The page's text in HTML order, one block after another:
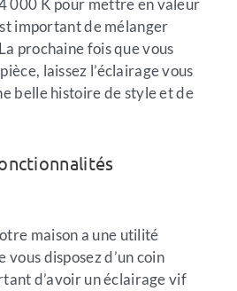
important de mélanger
prochaine fois que vous
laissez l’éclairage vous
belle histoire de style et de
maison a une utilité
disposez d’un coin
d’avoir un éclairage vif